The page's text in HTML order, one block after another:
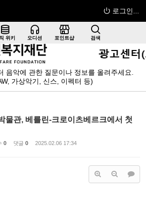
로그인...
위키 오디션 포인트샵 검색
음악에 관한 질문이나 정보를 올려주세요.
가상악기, 신스, 이펙터 등)
물관, 베를린-크로이츠베르크에서 첫
0 댓글 0 2025.02.06 17:34
스케치북5
스케치북5